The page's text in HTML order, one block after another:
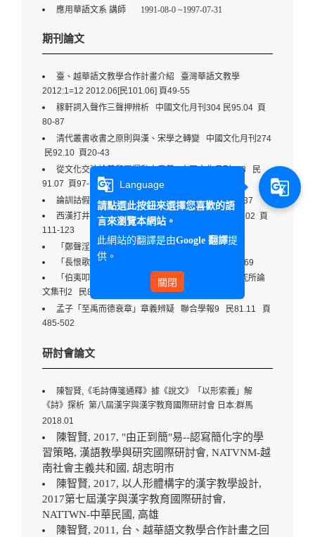
應用華語文系 講師 1991-08-0 ~1997-07-31
期刊論文
臺、越華語文教學合作計畫介紹 臺灣華語文教學
2012:1=12 2012.06[民101.06] 頁49-55
稼軒詞入聲作三聲押辨析 中國文化月刊304 民95.04 頁
80-87
清代叢書收書之原則與漢、宋學之轉變 中國文化月刊274
民92.10 頁20-43
從文化交流論義和團運動之意義 中國文化月刊268 民
91.07 頁97-127
論訓詁假借之本字 文藻學報15 民90.03 頁123-137
西漢打井技術外傳之研究 中國文化月刊251 民90.02 頁
111-123
「鄭聲淫」析論 文藻學報13 民88.03 頁15-24
「長恨歌」為何長恨 文藻學報12 民87.03 頁57-69
「伯夷叩馬諫伐」釋疑 國立中央大學中國文學研究所論
文集刊2 民84.06 頁33-46
孟子「至禹而德衰章」章義辨疑 聯合學報9 民81.11 頁
485-502
研討會論文
陳智賢,《毛詩傳箋通釋》據《說文》「以形索義」解
《詩》探析 第八屆漢字與漢字教育國際研討會 日本:群馬
2018.01
陳智賢, 2017, "由正到簡"易--認寫簡化字的學
習策略, 漢語教學與研究國際研討會, NATVNM-越
南社會主義共和國, 胡志明巿
陳智賢, 2017, 以人形體構字的漢字教學設計,
2017第七屆漢字與漢字教育國際研討會,
NATTWN-中華民國, 高雄
陳智賢, 2011, 台、越華語文教學合作計畫之回
g_translate Language
請點選此按鈕來選擇您喜歡的語
言來瀏覽本網站。
此網站的翻譯是由Google 翻譯提
供。
關閉
g_translate